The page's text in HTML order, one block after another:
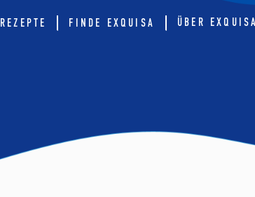
REZEPTE FINDE EXQUISA ÜBER EXQUISA